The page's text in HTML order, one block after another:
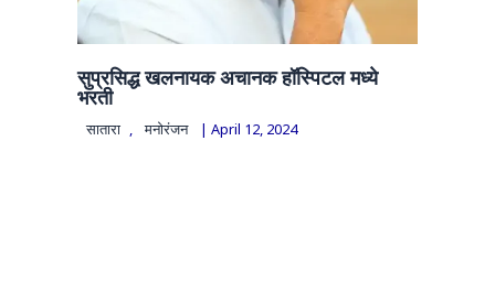
सुप्रसिद्ध खलनायक अचानक हॉस्पिटल मध्ये
भरती
सातारा मनोरंजन | April 12, 2024